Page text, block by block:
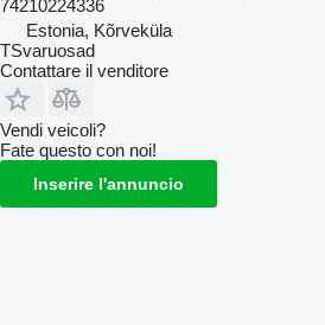
74210224336
Estonia, Kõrveküla
TSvaruosad
Contattare il venditore
Vendi veicoli?
Fate questo con noi!
Inserire l'annuncio